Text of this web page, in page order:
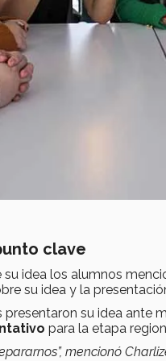
clave
idea los alumnos
su idea y la
presentaron su idea ante
para la etapa
mencionó